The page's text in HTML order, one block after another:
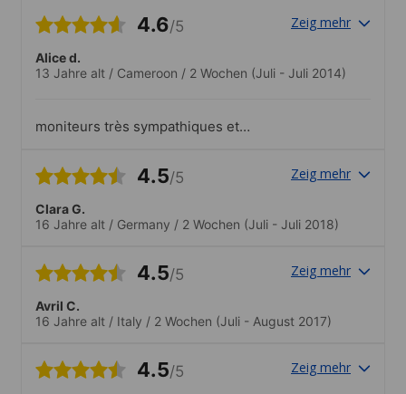
4.6/5 Zeig mehr
Alice d.
13 Jahre alt / Cameroon / 2 Wochen (Juli - Juli 2014)
moniteurs très sympathiques et
4.5/5 Zeig mehr
Clara G.
16 Jahre alt / Germany / 2 Wochen (Juli - Juli 2018)
4.5/5 Zeig mehr
Avril C.
16 Jahre alt / Italy / 2 Wochen (Juli - August 2017)
4.5/5 Zeig mehr